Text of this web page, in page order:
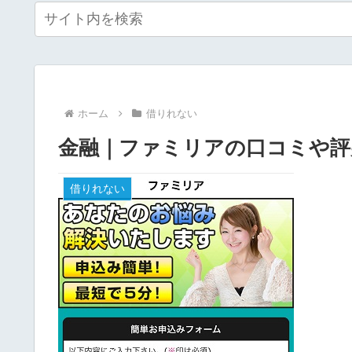
ホーム 借りれない
金融｜ファミリアの口コミや
借りれない